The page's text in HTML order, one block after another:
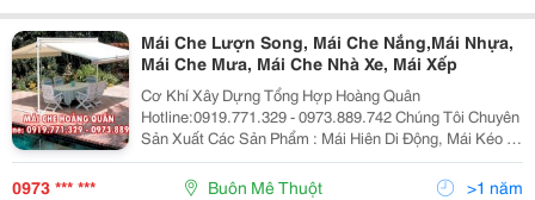
Mái Che Lượn Song, Mái Che Nắng,Mái Nhựa,
Mái Che Mưa, Mái Che Nhà Xe, Mái Xếp
Cơ Khí Xây Dựng Tổng Hợp Hoàng Quân
Hotline:0919.771.329 - 0973.889.742 Chúng Tôi Chuyên
Sản Xuất Các Sản Phẩm : Mái Hiên Di Động, Mái Kéo Di
Động, Khung Nhôm Thép, Inox,Thay Bạt, Thay Khung Di
Động. Đặc Biệt : In Kèm Hình Ảnh,Logo, Chữ,
0973 *** *** Buôn Mê Thuột >1 năm